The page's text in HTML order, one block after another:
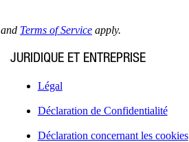
and Terms of Service apply.
JURIDIQUE ET ENTREPRISE
Légal
Déclaration de Confidentialité
Déclaration concernant les cookies